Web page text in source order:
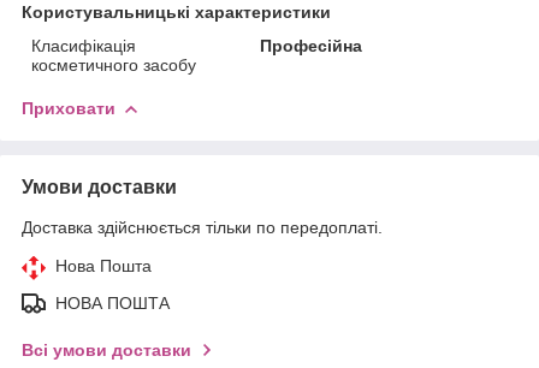
Користувальницькі характеристики
Класифікація
косметичного засобу
Професійна
Приховати
Умови доставки
Доставка здійснюється тільки по передоплаті.
Нова Пошта
НОВА ПОШТА
Всі умови доставки